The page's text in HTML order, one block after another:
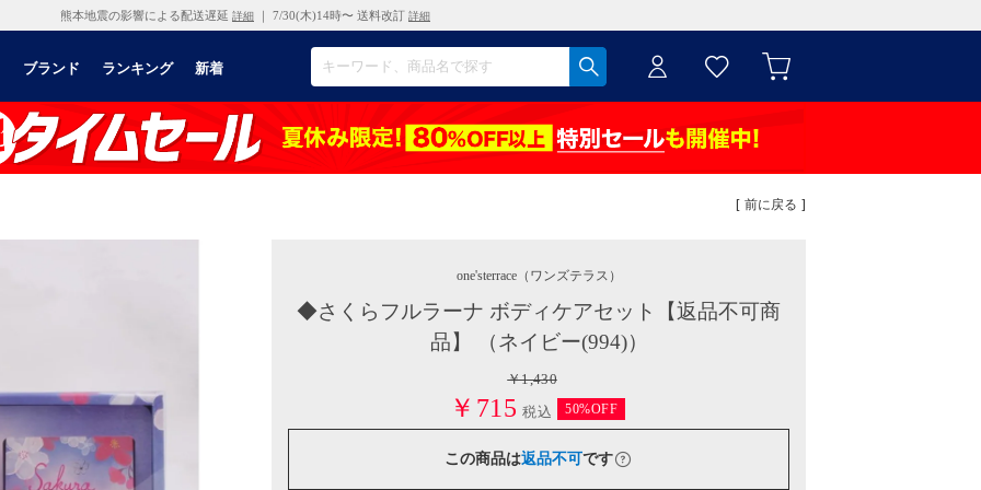
熊本地震の影響による配送遅延 詳細 ｜ 7/30(木)14時〜 送料改訂 詳細
ブランド ランキング 新着
[ 前に戻る ]
one'sterrace（ワンズテラス）
◆さくらフルラーナ ボディケアセット【返品不可商
品】 （ネイビー(994)）
￥1,430
￥715 税込 50%OFF
この商品は返品不可です